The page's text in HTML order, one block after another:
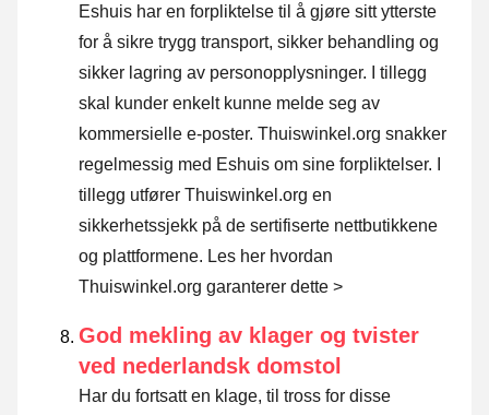
Eshuis har en forpliktelse til å gjøre sitt ytterste
for å sikre trygg transport, sikker behandling og
sikker lagring av personopplysninger. I tillegg
skal kunder enkelt kunne melde seg av
kommersielle e-poster. Thuiswinkel.org snakker
regelmessig med Eshuis om sine forpliktelser. I
tillegg utfører Thuiswinkel.org en
sikkerhetssjekk på de sertifiserte nettbutikkene
og plattformene. Les her hvordan
Thuiswinkel.org garanterer dette >
God mekling av klager og tvister
ved nederlandsk domstol
Har du fortsatt en klage, til tross for disse